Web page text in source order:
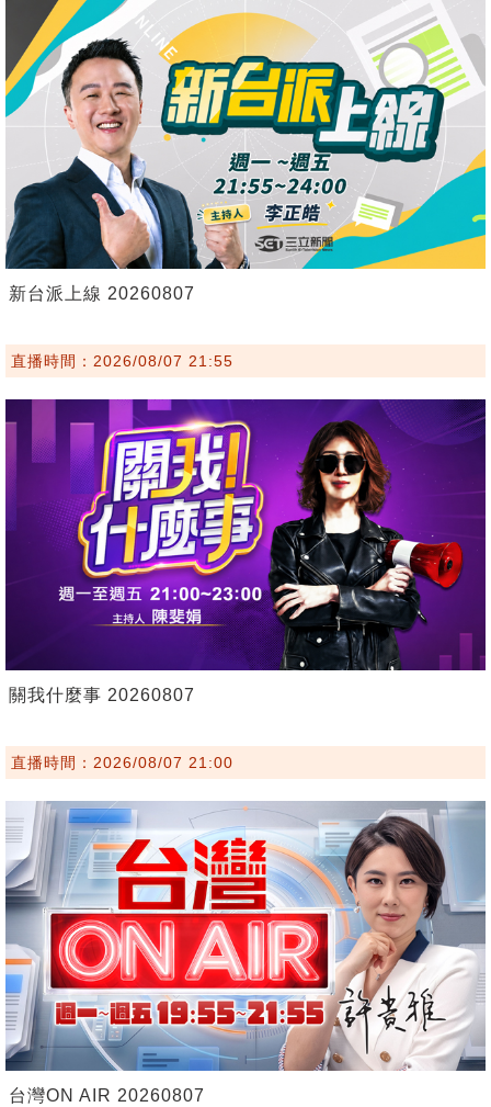
新台派上線 20260807
直播時間：2026/08/07 21:55
關我什麼事 20260807
直播時間：2026/08/07 21:00
台灣ON AIR 20260807